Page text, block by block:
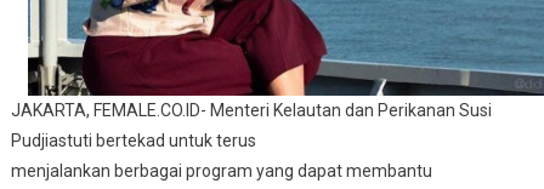
JAKARTA, FEMALE.CO.ID- Menteri Kelautan dan Perikanan Susi
Pudjiastuti bertekad untuk terus
menjalankan berbagai program yang dapat membantu